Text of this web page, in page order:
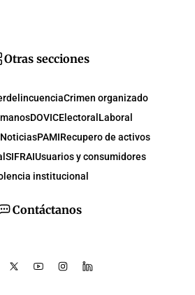
Contáctanos
Otras secciones
Crimen organizado
DOVICElectoral Laboral
NoticiasPAMIRecupero de activos
SIFRAIUsuarios y consumidores
institucional